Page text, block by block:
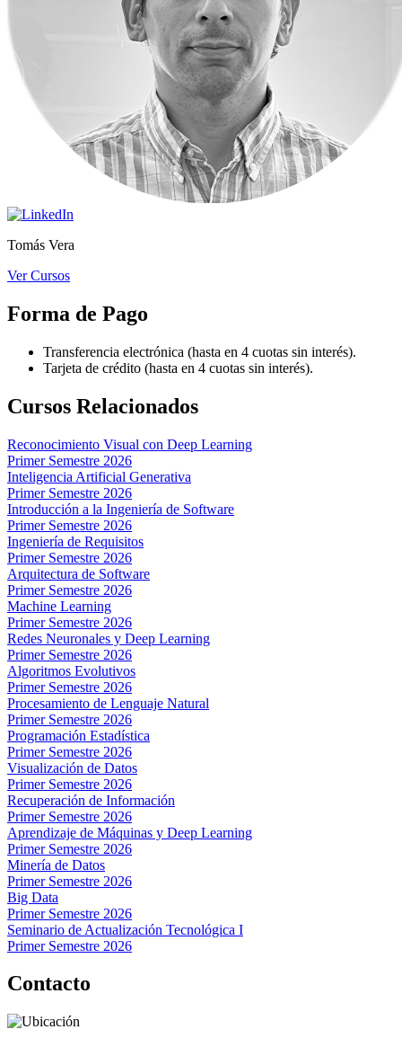
Tomás Vera
Ver Cursos
Forma de Pago
Transferencia electrónica (hasta en 4 cuotas sin interés).
Tarjeta de crédito (hasta en 4 cuotas sin interés).
Cursos Relacionados
Reconocimiento Visual con Deep Learning
Primer Semestre 2026
Inteligencia Artificial Generativa
Primer Semestre 2026
Introducción a la Ingeniería de Software
Primer Semestre 2026
Ingeniería de Requisitos
Primer Semestre 2026
Arquitectura de Software
Primer Semestre 2026
Machine Learning
Primer Semestre 2026
Redes Neuronales y Deep Learning
Primer Semestre 2026
Algoritmos Evolutivos
Primer Semestre 2026
Procesamiento de Lenguaje Natural
Primer Semestre 2026
Programación Estadística
Primer Semestre 2026
Visualización de Datos
Primer Semestre 2026
Recuperación de Información
Primer Semestre 2026
Aprendizaje de Máquinas y Deep Learning
Primer Semestre 2026
Minería de Datos
Primer Semestre 2026
Big Data
Primer Semestre 2026
Seminario de Actualización Tecnológica I
Primer Semestre 2026
Contacto